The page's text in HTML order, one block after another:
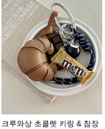
크루와상 초콜렛 키링 & 참장